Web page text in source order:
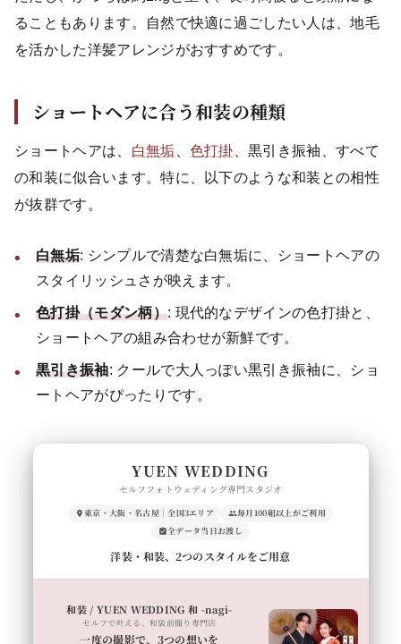
ることもあります。自然で快適に過ごしたい人は、地毛
を活かした洋髪アレンジがおすすめです。
ショートヘアに合う和装の種類
ショートヘアは、 白無垢 色打掛 、黒引き振袖、すべて
の和装に似合います。特に、以下のような和装との相性
が抜群です。
白無垢: シンプルで清楚な白無垢に、ショートヘアの
スタイリッシュさが映えます。
色打掛（モダン柄）: 現代的なデザインの色打掛と、
ショートヘアの組み合わせが新鮮です。
黒引き振袖: クールで大人っぽい黒引き振袖に、ショ
ートヘアがぴったりです。
YUEN WEDDING
セルフフォトウェディング専門スタジオ
東京・大阪・名古屋｜全国3エリア
毎月100組以上がご利用
全データ当日お渡し
洋装・和装、2つのスタイルをご用意
和装 / YUEN WEDDING 和 -nagi-
セルフで叶える、和装前撮り専門店
一度の撮影で、3つの想いを